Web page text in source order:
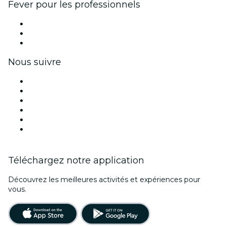
Fever pour les professionnels
Nous suivre
Téléchargez notre application
Découvrez les meilleures activités et expériences pour
vous.